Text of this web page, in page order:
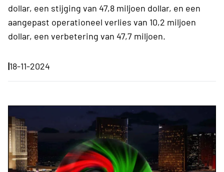
dollar, een stijging van 47,8 miljoen dollar, en een
aangepast operationeel verlies van 10,2 miljoen
dollar, een verbetering van 47,7 miljoen.
|18-11-2024